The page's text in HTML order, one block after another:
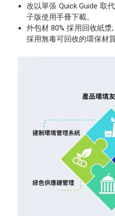
改以單張 Quick Guide 取
子版使用手冊下載。
外包材 80% 採用回收紙
採用無毒可回收的環保材質